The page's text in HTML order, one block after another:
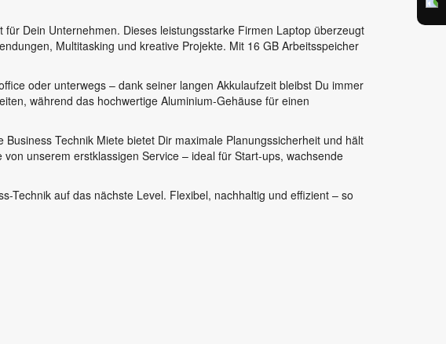
Dein Unternehmen. Dieses leistungsstarke Firmen Laptop überzeugt
Multitasking und kreative Projekte. Mit 16 GB Arbeitsspeicher
oder unterwegs – dank seiner langen Akkulaufzeit bleibst Du immer
während das hochwertige Aluminium-Gehäuse für einen
Technik Miete bietet Dir maximale Planungssicherheit und hält
unserem erstklassigen Service – ideal für Start-ups, wachsende
Technik auf das nächste Level. Flexibel, nachhaltig und effizient – so